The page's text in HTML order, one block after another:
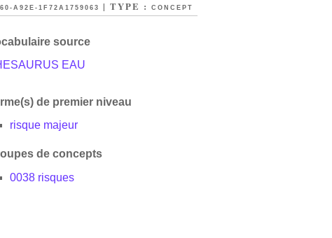
A92E-1F72A1759063 | TYPE : CONCEPT
source
EAU
de premier niveau
risque majeur
de concepts
0038 risques